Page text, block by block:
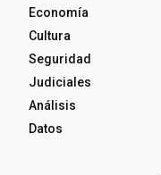
Economía
Cultura
Seguridad
Judiciales
Análisis
Datos